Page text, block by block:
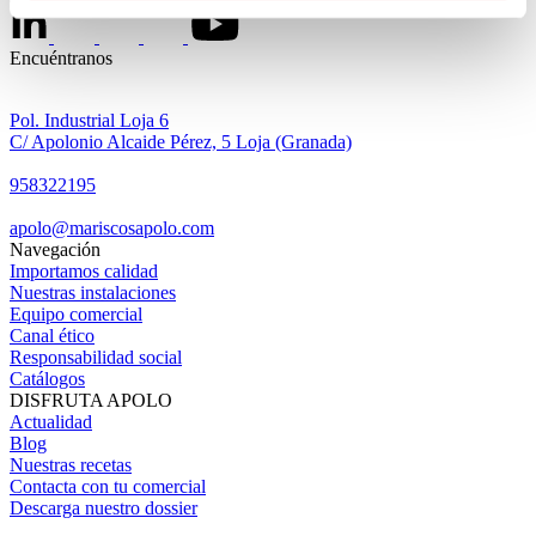
Encuéntranos
Pol. Industrial Loja 6
C/ Apolonio Alcaide Pérez, 5 Loja (Granada)
958322195
apolo@mariscosapolo.com
Navegación
Importamos calidad
Nuestras instalaciones
Equipo comercial
Canal ético
Responsabilidad social
Catálogos
DISFRUTA APOLO
Actualidad
Blog
Nuestras recetas
Contacta con tu comercial
Descarga nuestro dossier